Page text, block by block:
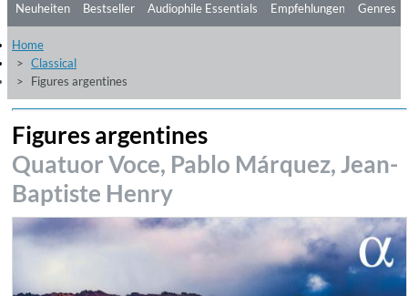
Neuheiten Bestseller Audiophile Essentials Empfehlungen
Hörtipps
Videos
Genres
Home
Classical
Figures argentines
Figures argentines
Quatuor Voce, Pablo Márquez, Jean-
Baptiste Henry